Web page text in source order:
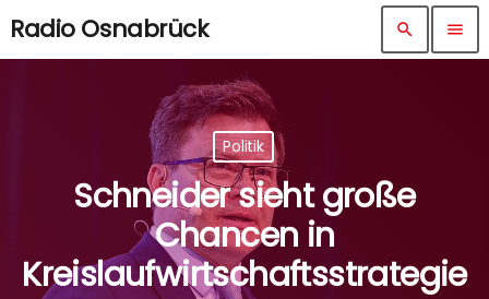
Radio Osnabrück search menu
Politik
Schneider sieht große
Chancen in
Kreislaufwirtschaftsstrategie